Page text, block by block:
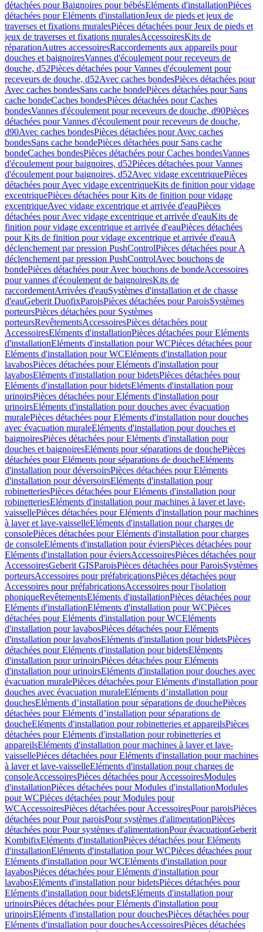
détachées pour Baignoires pour bébésEléments d'installationPièces
détachées pour Eléments d'installationJeux de pieds et jeux de
traverses et fixations muralesPièces détachées pour Jeux de pieds et
jeux de traverses et fixations muralesAccessoiresKits de
réparationAutres accessoiresRaccordements aux appareils pour
douches et baignoiresVannes d'écoulement pour receveurs de
douche, d52Pièces détachées pour Vannes d'écoulement pour
receveurs de douche, d52Avec caches bondesPièces détachées pour
Avec caches bondesSans cache bondePièces détachées pour Sans
cache bondeCaches bondesPièces détachées pour Caches
bondesVannes d'écoulement pour receveurs de douche, d90Pièces
détachées pour Vannes d'écoulement pour receveurs de douche,
d90Avec caches bondesPièces détachées pour Avec caches
bondesSans cache bondePièces détachées pour Sans cache
bondeCaches bondesPièces détachées pour Caches bondesVannes
d'écoulement pour baignoires, d52Pièces détachées pour Vannes
d'écoulement pour baignoires, d52Avec vidage excentriquePièces
détachées pour Avec vidage excentriqueKits de finition pour vidage
excentriquePièces détachées pour Kits de finition pour vidage
excentriqueAvec vidage excentrique et arrivée d'eauPièces
détachées pour Avec vidage excentrique et arrivée d'eauKits de
finition pour vidage excentrique et arrivée d'eauPièces détachées
pour Kits de finition pour vidage excentrique et arrivée d'eauA
déclenchement par pression PushControlPièces détachées pour A
déclenchement par pression PushControlAvec bouchons de
bondePièces détachées pour Avec bouchons de bondeAccessoires
pour vannes d'écoulement de baignoiresKits de
raccordementArrivées d'eauSystèmes d'installation et de chasse
d'eauGeberit DuofixParoisPièces détachées pour ParoisSystèmes
porteursPièces détachées pour Systèmes
porteursRevêtementsAccessoiresPièces détachées pour
AccessoiresEléments d'installationPièces détachées pour Eléments
d'installationEléments d'installation pour WCPièces détachées pour
Eléments d'installation pour WCEléments d'installation pour
lavabosPièces détachées pour Eléments d'installation pour
lavabosEléments d'installation pour bidetsPièces détachées pour
Eléments d'installation pour bidetsEléments d'installation pour
urinoirsPièces détachées pour Eléments d'installation pour
urinoirsEléments d'installation pour douches avec évacuation
muralePièces détachées pour Eléments d'installation pour douches
avec évacuation muraleEléments d'installation pour douches et
baignoiresPièces détachées pour Eléments d'installation pour
douches et baignoiresEléments pour séparations de douchePièces
détachées pour Eléments pour séparations de doucheEléments
d'installation pour déversoirsPièces détachées pour Eléments
d'installation pour déversoirsEléments d'installation pour
robinetteriesPièces détachées pour Eléments d'installation pour
robinetteriesEléments d'installation pour machines à laver et lave-
vaissellePièces détachées pour Eléments d'installation pour machines
à laver et lave-vaisselleEléments d'installation pour charges de
consolePièces détachées pour Eléments d'installation pour charges
de consoleEléments d'installation pour éviersPièces détachées pour
Eléments d'installation pour éviersAccessoiresPièces détachées pour
AccessoiresGeberit GISParoisPièces détachées pour ParoisSystèmes
porteursAccessoires pour préfabricationsPièces détachées pour
Accessoires pour préfabricationsAccessoires pour l'isolation
phoniqueRevêtementsEléments d'installationPièces détachées pour
Eléments d'installationEléments d'installation pour WCPièces
détachées pour Eléments d'installation pour WCEléments
d'installation pour lavabosPièces détachées pour Eléments
d'installation pour lavabosEléments d'installation pour bidetsPièces
détachées pour Eléments d'installation pour bidetsEléments
d'installation pour urinoirsPièces détachées pour Eléments
d'installation pour urinoirsEléments d'installation pour douches avec
évacuation muralePièces détachées pour Eléments d'installation pour
douches avec évacuation muraleEléments d’installation pour
douchesEléments d’installation pour séparations de douchePièces
détachées pour Eléments d’installation pour séparations de
doucheEléments d'installation pour robinetteries et appareilsPièces
détachées pour Eléments d'installation pour robinetteries et
appareilsEléments d'installation pour machines à laver et lave-
vaissellePièces détachées pour Eléments d'installation pour machines
à laver et lave-vaisselleEléments d'installation pour charges de
consoleAccessoiresPièces détachées pour AccessoiresModules
d'installationPièces détachées pour Modules d'installationModules
pour WCPièces détachées pour Modules pour
WCAccessoiresPièces détachées pour AccessoiresPour paroisPièces
détachées pour Pour paroisPour systèmes d'alimentationPièces
détachées pour Pour systèmes d'alimentationPour évacuationGeberit
KombifixEléments d'installationPièces détachées pour Eléments
d'installationEléments d'installation pour WCPièces détachées pour
Eléments d'installation pour WCEléments d'installation pour
lavabosPièces détachées pour Eléments d'installation pour
lavabosEléments d'installation pour bidetsPièces détachées pour
Eléments d'installation pour bidetsEléments d'installation pour
urinoirsPièces détachées pour Eléments d'installation pour
urinoirsEléments d'installation pour douchesPièces détachées pour
Eléments d'installation pour douchesAccessoiresPièces détachées